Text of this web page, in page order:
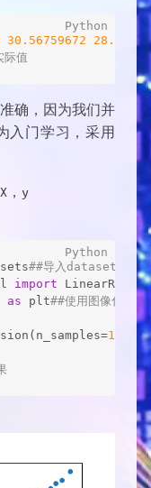
30.56759672
际值
确，因为我们并
入门学习，采用
，y
##导入datasets
import
as plt##使用图像化工具
100